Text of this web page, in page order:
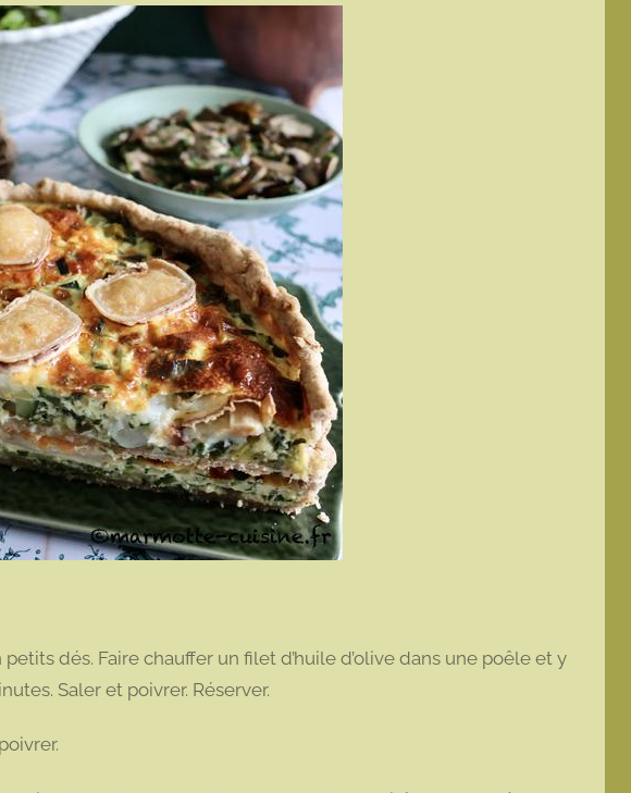
dés. Faire chauffer un filet d’huile d’olive dans une poêle et y
Saler et poivrer. Réserver.